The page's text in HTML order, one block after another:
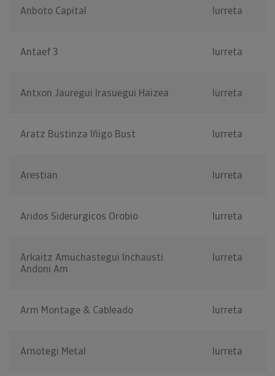
Anboto Capital Iurreta
Antaef 3 Iurreta
Antxon Jauregui Irasuegui Haizea Iurreta
Aratz Bustinza Iñigo Bust Iurreta
Arestian Iurreta
Aridos Siderurgicos Orobio Iurreta
Arkaitz Amuchastegui Inchausti
Andoni Am
Iurreta
Arm Montage & Cableado Iurreta
Arnotegi Metal Iurreta